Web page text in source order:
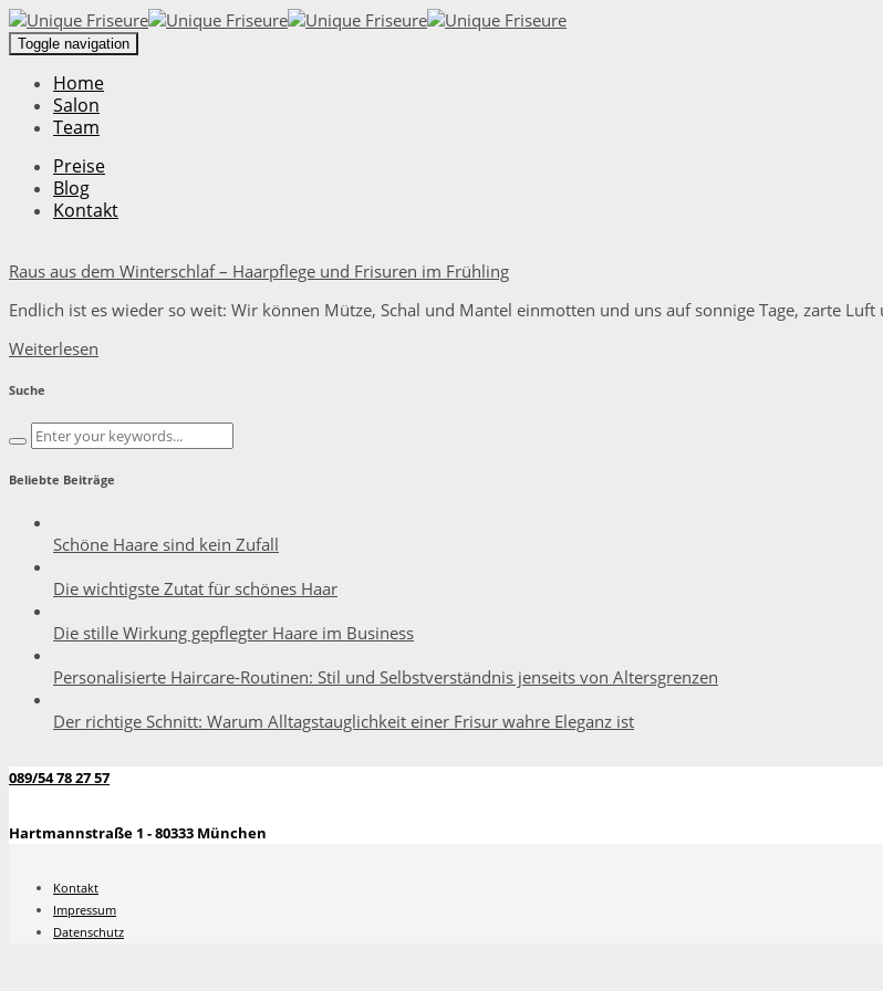
Toggle navigation
Home
Salon
Team
Preise
Blog
Kontakt
Raus aus dem Winterschlaf – Haarpflege und Frisuren im Frühling
Endlich ist es wieder so weit: Wir können Mütze, Schal und Mantel einmotten und uns auf sonnige Tage, zarte
Weiterlesen
Suche
Beliebte Beiträge
Schöne Haare sind kein Zufall
Die wichtigste Zutat für schönes Haar
Die stille Wirkung gepflegter Haare im Business
Personalisierte Haircare-Routinen: Stil und Selbstverständnis jenseits von Altersgrenzen
Der richtige Schnitt: Warum Alltagstauglichkeit einer Frisur wahre Eleganz ist
089/54 78 27 57
Hartmannstraße 1 - 80333 München
Kontakt
Impressum
Datenschutz